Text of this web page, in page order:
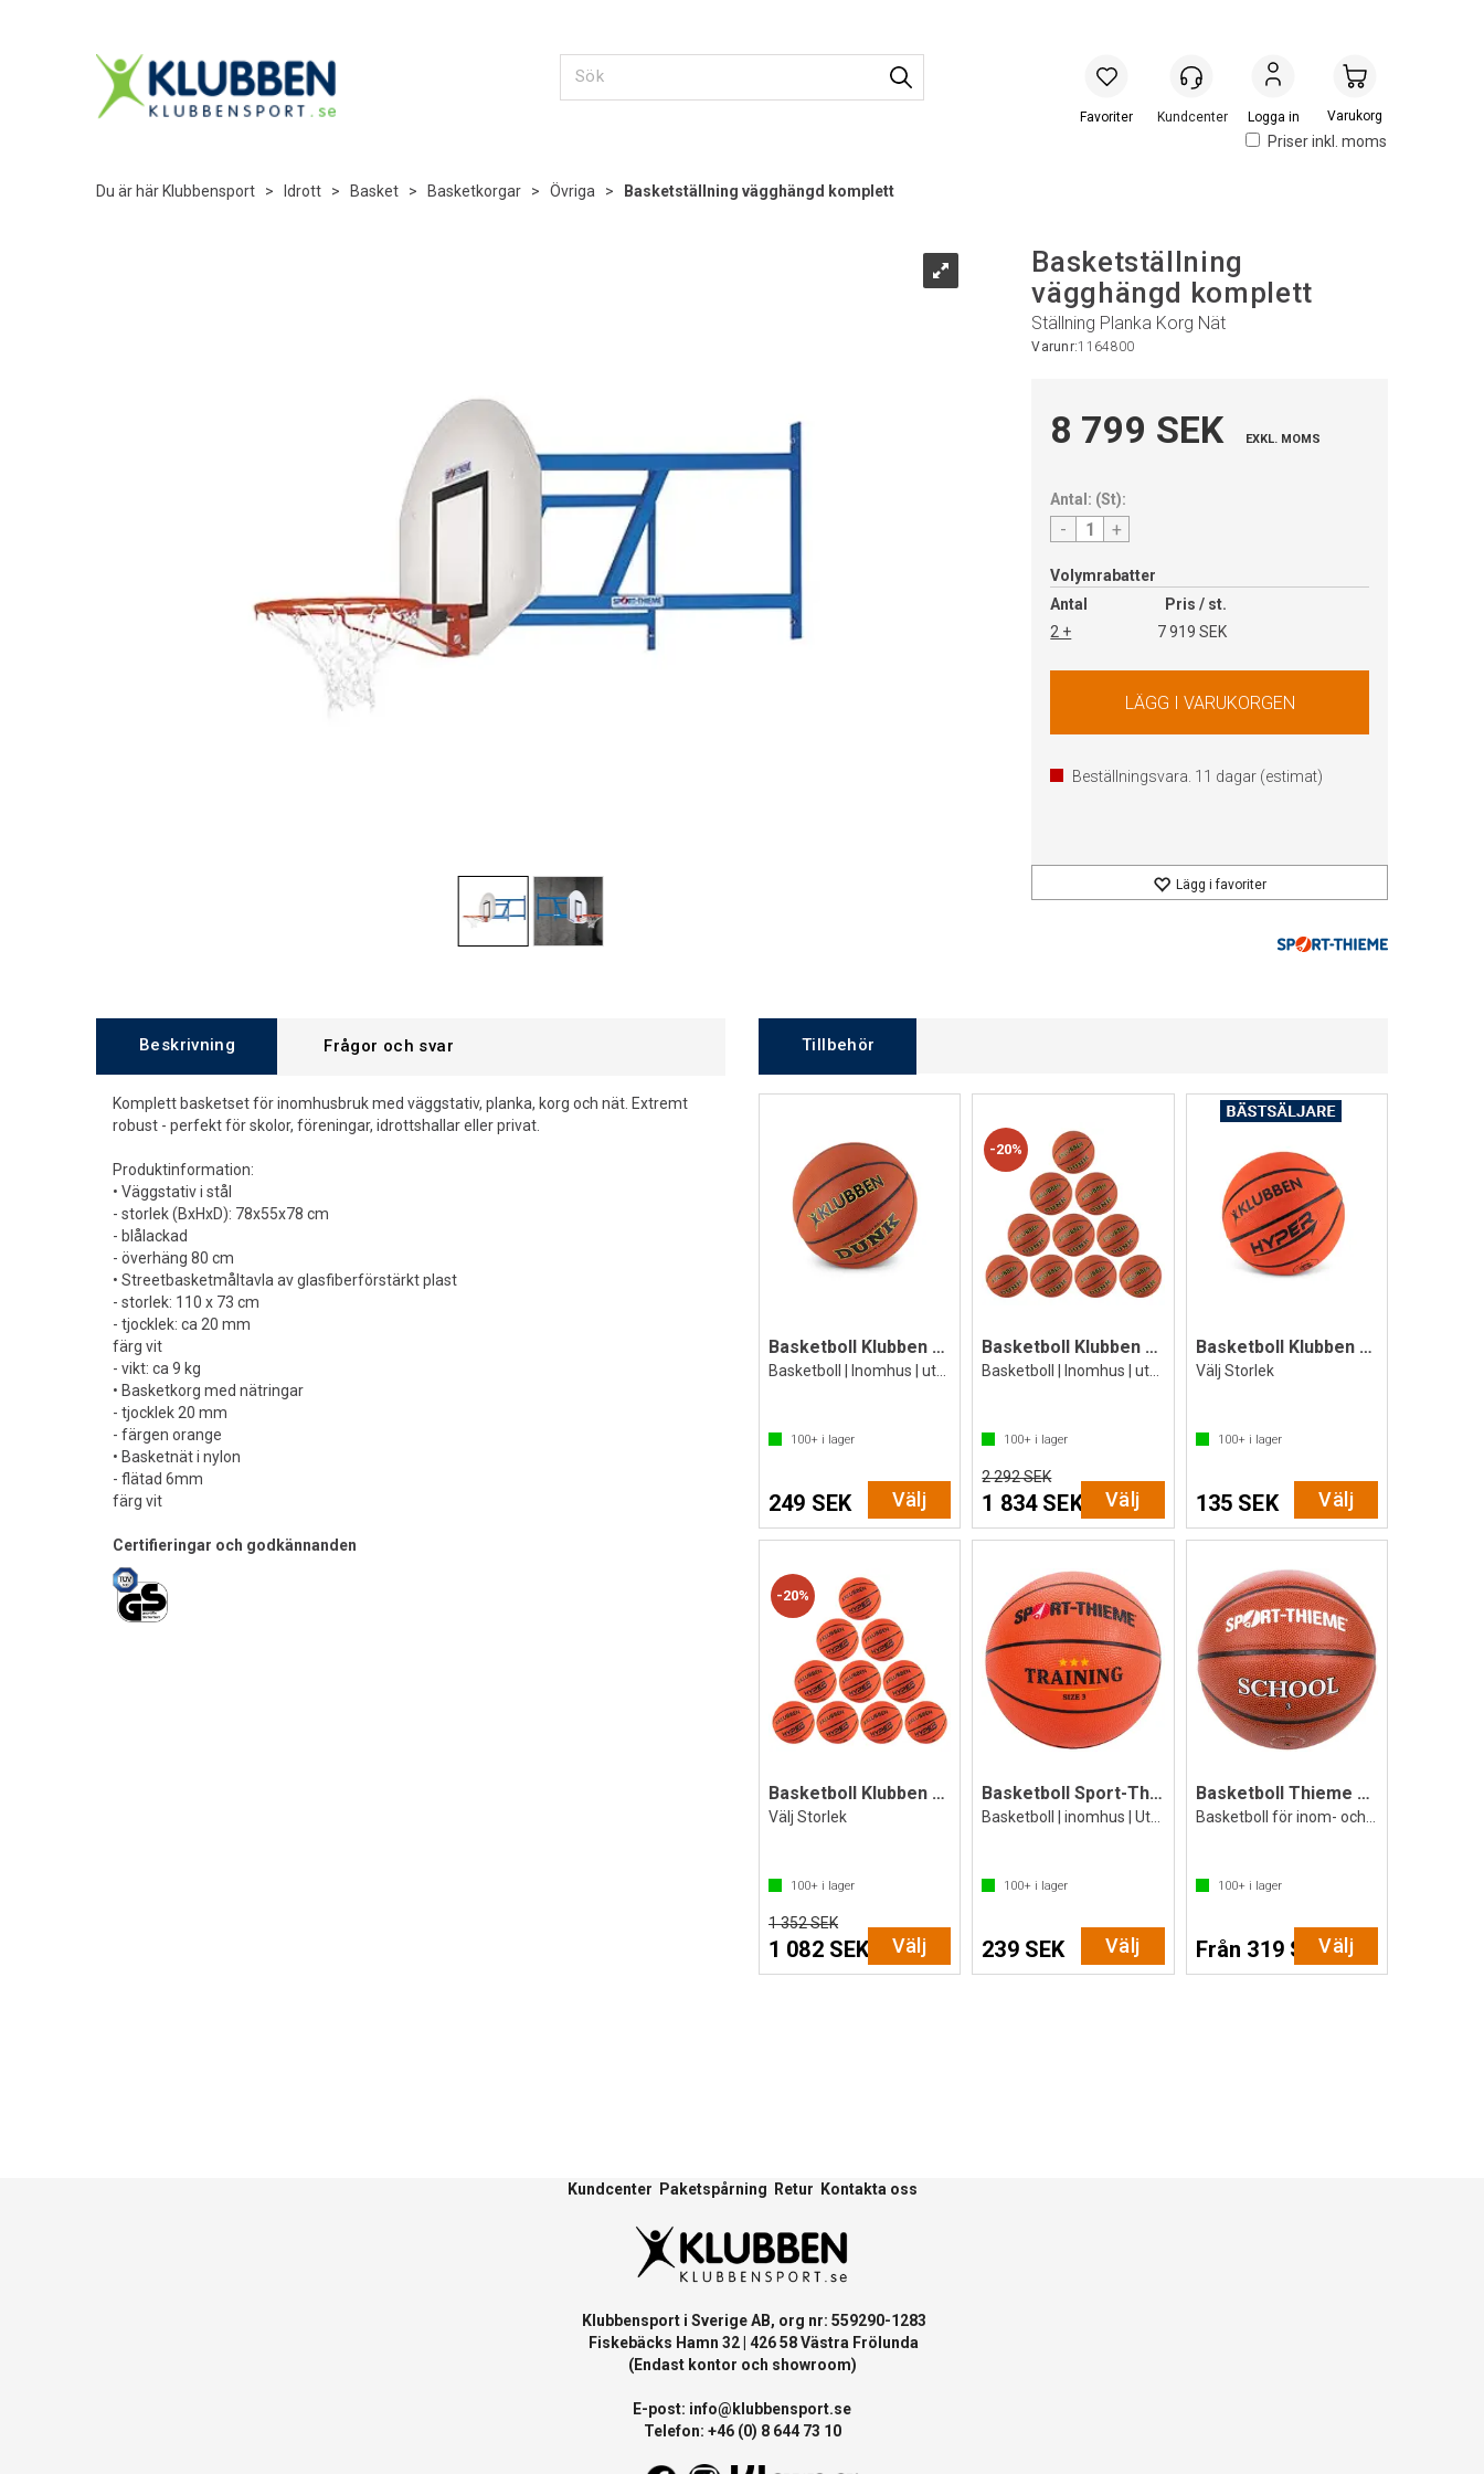
Priser inkl. moms
Logga in Handlevogn
Du är här Klubbensport > Idrott > Basket > Basketkorgar > Övriga > Basketställning vägghängd komplett
Basketställning
vägghängd komplett
Ställning Planka Korg Nät
Varunr:1164800
8 799 SEK EXKL. MOMS
Antal: (St):
- +
Volymrabatter
Antal
Pris / st.
2 +
7 919 SEK
Beställningsvara. 11 dagar (estimat)
Lägg i favoriter
Beskrivning Frågor och svar
Komplett basketset för inomhusbruk med väggstativ, planka, korg och nät. Extremt
robust - perfekt för skolor, föreningar, idrottshallar eller privat.
Produktinformation:
• Väggstativ i stål
- storlek (BxHxD): 78x55x78 cm
- blålackad
- överhäng 80 cm
• Streetbasketmåltavla av glasfiberförstärkt plast
- storlek: 110 x 73 cm
- tjocklek: ca 20 mm
färg vit
- vikt: ca 9 kg
• Basketkorg med nätringar
- tjocklek 20 mm
- färgen orange
• Basketnät i nylon
- flätad 6mm
färg vit
Certifieringar och godkännanden
Tillbehör
Basketboll Klubben Dunk
100+ i lager
249 SEK Välj
20%
Basketboll Klubben Dunk 10 st.
100+ i lager
2 292 SEK
1 834 SEK Välj
Basketboll Klubben Hyper
Välj Storlek
100+i lager
135 SEK Välj
20%
Basketboll Klubben Hyper 10 st.
Välj Storlek
100+ i lager
1 352 SEK
1 082 SEK Välj
Basketboll Sport-Thieme Training
100+ i lager
239 SEK Välj
Basketboll Thieme School
100+i lager
Från 319 SEKVälj
Kundcenter Paketspårning Retur Kontakta oss
Klubbensport i Sverige AB, org nr: 559290-1283
Fiskebäcks Hamn 32 | 426 58 Västra Frölunda
(Endast kontor och showroom)
E-post: info@klubbensport.se
Telefon: +46 (0) 8 644 73 10